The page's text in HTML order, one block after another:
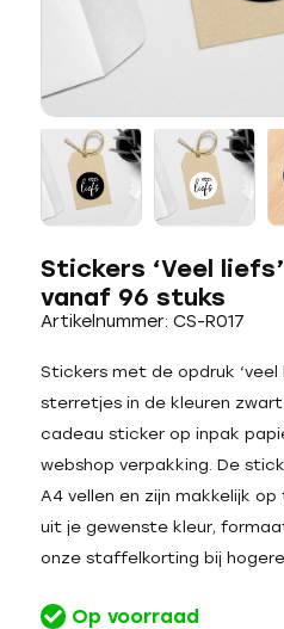
Stickers ‘Veel
vanaf 96 stuks
Artikelnummer: CS-R017
Stickers met de opdruk ‘veel
sterretjes in de kleuren
cadeau sticker op inpak
webshop verpakking. De
A4 vellen en zijn makkelijk
uit je gewenste kleur,
onze staffelkorting bij
Op voorraad